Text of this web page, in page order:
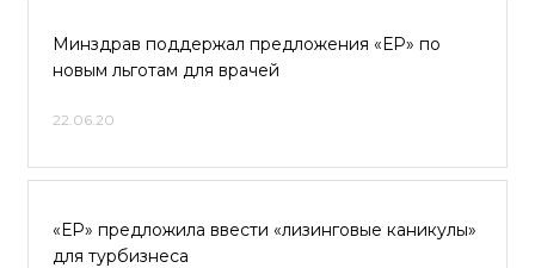
Минздрав поддержал предложения «ЕР» по
новым льготам для врачей
22.06.20
«ЕР» предложила ввести «лизинговые каникулы»
для турбизнеса